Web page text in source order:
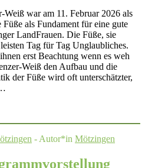
war am 11. Februar 2026 als
als Fundament für eine gute
LandFrauen. Die Füße, sie
Tag für Tag Unglaubliches.
erst Beachtung wenn es weh
Weiß den Aufbau und die
der Füße wird oft unterschätzter,
- Autor*in Mötzingen